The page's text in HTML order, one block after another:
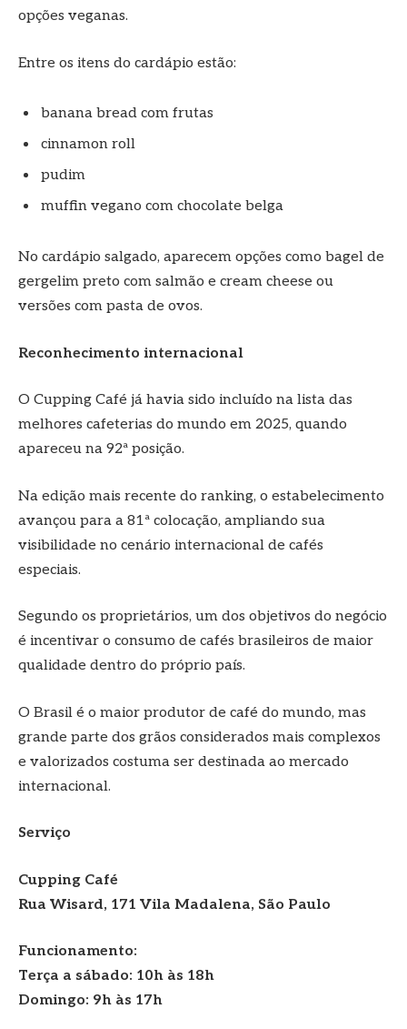
opções veganas.
Entre os itens do cardápio estão:
banana bread com frutas
cinnamon roll
pudim
muffin vegano com chocolate belga
No cardápio salgado, aparecem opções como bagel de
gergelim preto com salmão e cream cheese ou
versões com pasta de ovos.
Reconhecimento internacional
O Cupping Café já havia sido incluído na lista das
melhores cafeterias do mundo em 2025, quando
apareceu na 92ª posição.
Na edição mais recente do ranking, o estabelecimento
avançou para a 81ª colocação, ampliando sua
visibilidade no cenário internacional de cafés
especiais.
Segundo os proprietários, um dos objetivos do negócio
é incentivar o consumo de cafés brasileiros de maior
qualidade dentro do próprio país.
O Brasil é o maior produtor de café do mundo, mas
grande parte dos grãos considerados mais complexos
e valorizados costuma ser destinada ao mercado
internacional.
Serviço
Cupping Café
Rua Wisard, 171 Vila Madalena, São Paulo
Funcionamento:
Terça a sábado: 10h às 18h
Domingo: 9h às 17h